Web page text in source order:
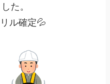
た。
ル確定💦